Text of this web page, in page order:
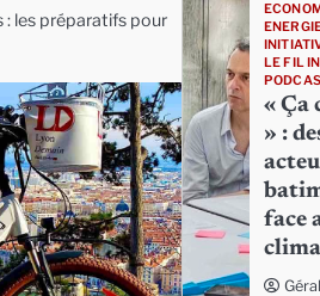
: les préparatifs pour
LE FIL
« Ça
» :
face